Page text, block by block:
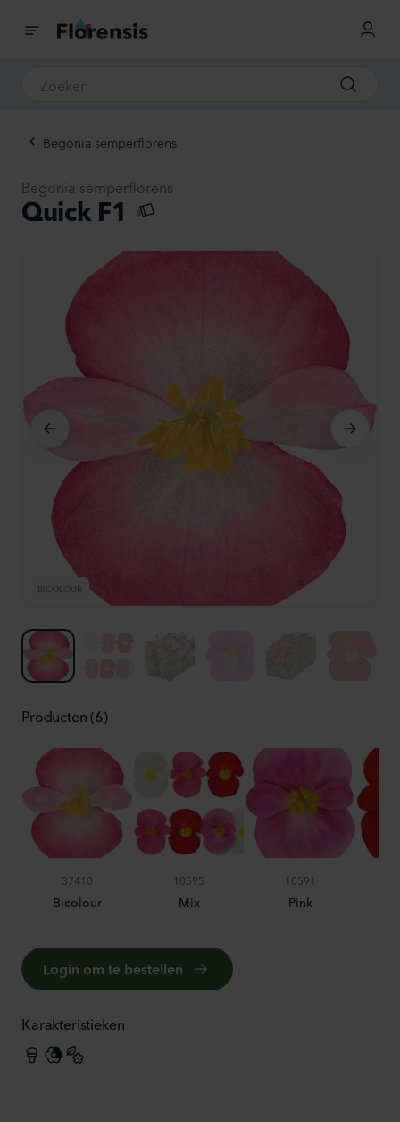
Begonia semperflorens
Begonia semperflorens
Quick F1
BICOLOUR
Producten (6)
37410
Bicolour
10595
Mix
10591
Pink
Login om te bestellen
Karakteristieken